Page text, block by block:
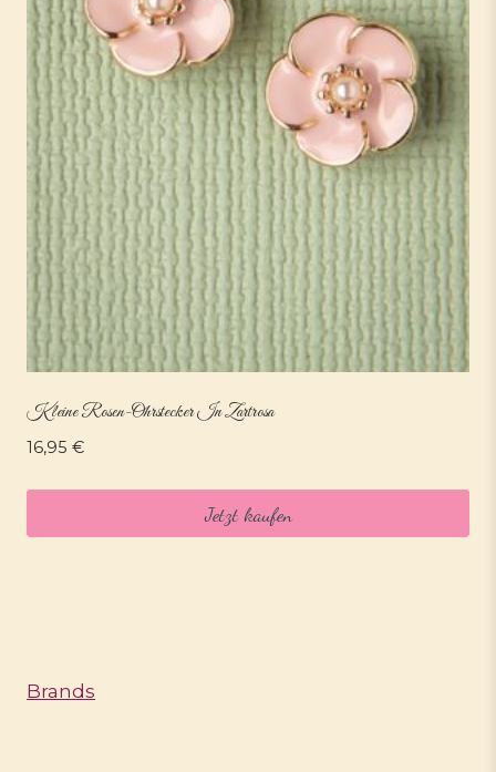
Kleine Rosen-Ohrstecker In Zartrosa
16,95 €
Jetzt kaufen
Brands